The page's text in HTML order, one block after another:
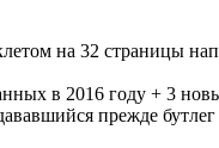
на 32 страницы
в 2016 году + 3
прежде